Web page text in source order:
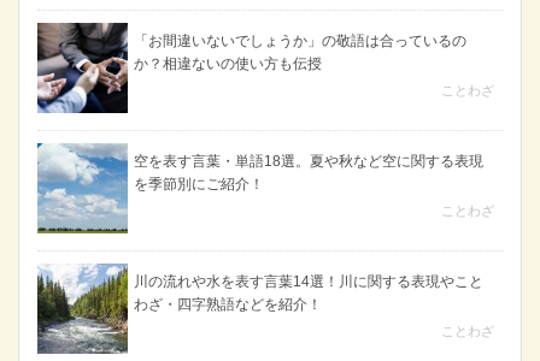
「お間違いないでしょうか」の敬語は合っているの
か？相違ないの使い方も伝授
ことわざ
空を表す言葉・単語18選。夏や秋など空に関する表現
を季節別にご紹介！
ことわざ
川の流れや水を表す言葉14選！川に関する表現やこと
わざ・四字熟語などを紹介！
ことわざ